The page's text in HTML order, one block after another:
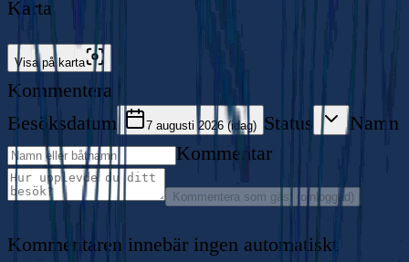
Karta
Visa på karta
Kommentera
Besöksdatum
7 augusti 2026 (idag) Status
Namn
Kommentar
Kommentera som gäst (oinloggad)
Kommentaren innebär ingen automatiskt